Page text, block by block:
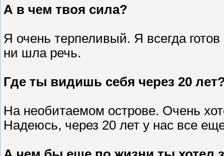
А в чем твоя сила?
Я очень терпеливый. Я всегда
ни шла речь.
Где ты видишь себя через 20
На необитаемом острове. Очень
Надеюсь, через 20 лет у нас все